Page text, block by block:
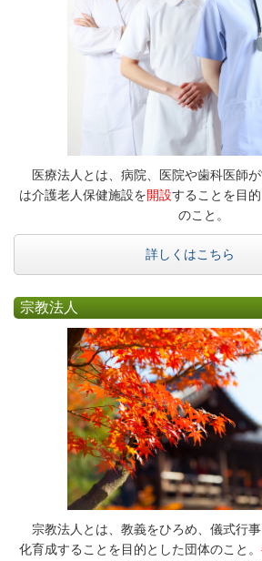
医療法人とは、病院、医院や歯科医師
は介護老人保健施設を開設することを目
のこと。
詳しくはこちら
宗教法人
宗教法人とは、教義をひろめ、儀式行
化育成することを目的とした団体のこと。